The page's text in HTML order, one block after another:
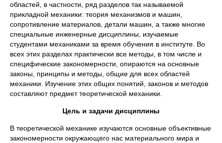
областей, в частности, ряд разделов так называемой
прикладной механики: теория механизмов и машин,
сопротивление материалов, детали машин, а также многие
специальные инженерные дисциплины, изучаемые
студентами механиками за время обучения в институте. Во
всех этих разделах практически все методы, в том числе и
специфические закономерности, опираются на основные
законы, принципы и методы, общие для всех областей
механики. Изучение этих общих понятий, законов и методов
составляют предмет теоретической механики.
Цель и задачи дисциплины
В теоретической механике изучаются основные объективные
закономерности окружающего нас материального мира и